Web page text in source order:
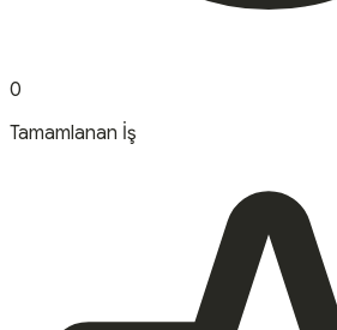
0
Tamamlanan İş